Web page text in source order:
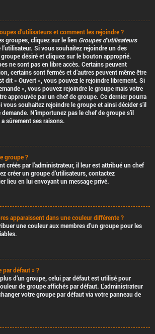
d’utilisateurs et comment les rejoindre ?
groupes, cliquez sur le lien Groupes d’utilisateurs
Si vous souhaitez rejoindre un des
désiré et cliquez sur le bouton approprié.
ne sont pas en libre accès. Certains peuvent
certains sont fermés et d’autres peuvent même être
dit « Ouvert », vous pouvez le rejoindre librement. Si
», vous pouvez rejoindre le groupe mais votre
approuvée par un chef de groupe. Ce dernier pourra
souhaitez rejoindre le groupe et ainsi décider s’il
N’importunez pas le chef de groupe s’il
sûrement ses raisons.
groupe ?
créés par l’administrateur, il leur est attribué un chef
créer un groupe d’utilisateurs, contactez
lieu en lui envoyant un message privé.
apparaissent dans une couleur différente ?
une couleur aux membres d’un groupe pour les
par défaut » ?
d’un groupe, celui par défaut est utilisé pour
de groupe affichés par défaut. L’administrateur
votre groupe par défaut via votre panneau de